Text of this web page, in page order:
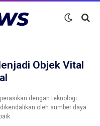
Objek Vital
dengan teknologi
oleh sumber daya